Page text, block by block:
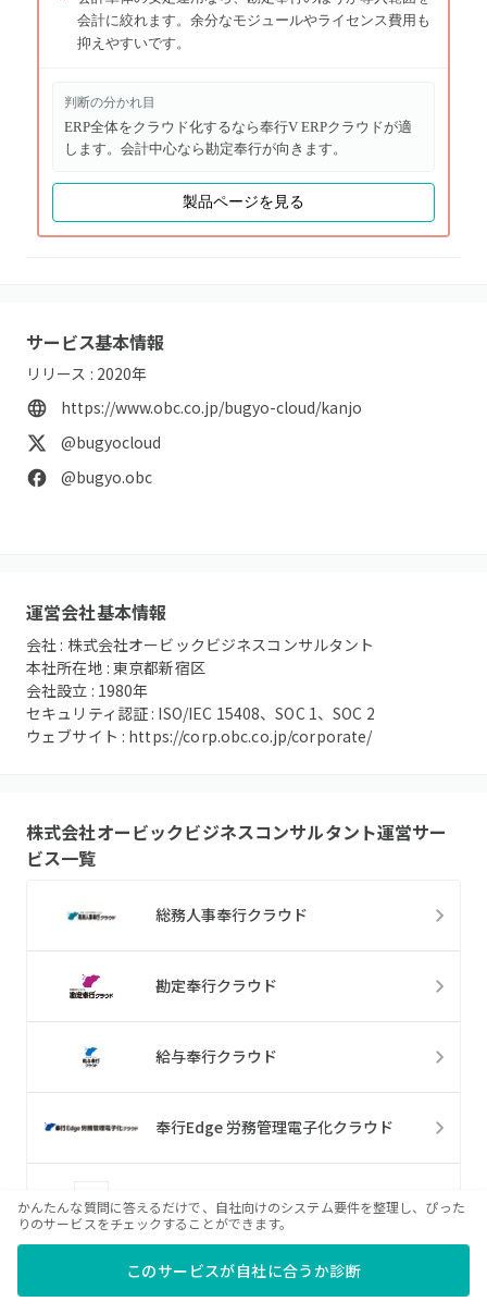
会計に絞れます。余分なモジュールやライセンス費用も
抑えやすいです。
判断の分かれ目
ERP全体をクラウド化するなら奉行V ERPクラウドが適
します。会計中心なら勘定奉行が向きます。
製品ページを見る
サービス基本情報
リリース : 2020年
https://www.obc.co.jp/bugyo-cloud/kanjo
@bugyocloud
@bugyo.obc
運営会社基本情報
会社 : 株式会社オービックビジネスコンサルタント
本社所在地 :東京都新宿区
会社設立 : 1980年
セキュリティ認証 : ISO/IEC 15408、SOC 1、SOC 2
ウェブサイト : https://corp.obc.co.jp/corporate/
株式会社オービックビジネスコンサルタント運営サー
ビス一覧
総務人事奉行クラウド
勘定奉行クラウド
給与奉行クラウド
奉行Edge 労務管理電子化クラウド
商蔵奉行クラウド
奉行クラウド 販売管理 DX Suite
かんたんな質問に答えるだけで、自社向けのシステム要件を整理し、ぴった
りのサービスをチェックすることができます。
このサービスが自社に合うか診断